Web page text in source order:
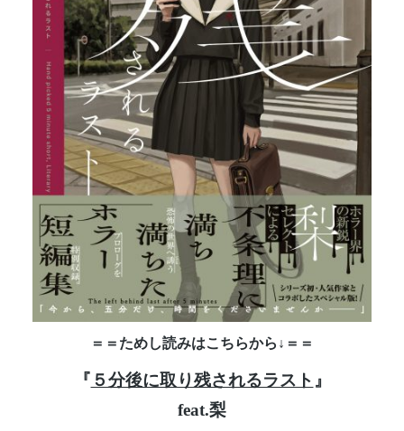
＝＝ためし読みはこちらから↓＝＝
『 ５分後に取り残されるラスト 』
feat.梨